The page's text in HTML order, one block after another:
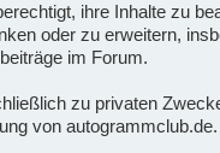
ihre Inhalte zu
oder zu erweitern,
im Forum.
zu privaten
von autogrammclub.de.